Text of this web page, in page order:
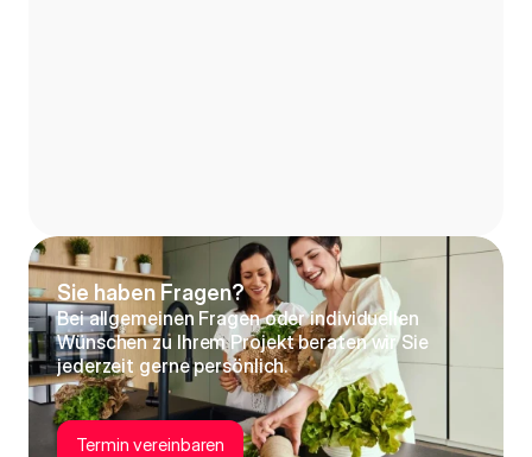
Sie haben Fragen?
Bei allgemeinen Fragen oder individuellen
Wünschen zu Ihrem Projekt beraten wir Sie
jederzeit gerne persönlich.
Termin vereinbaren